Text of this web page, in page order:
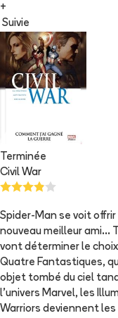
+
Suivie
Terminée
Civil War
Spider-Man se voit
nouveau meilleur ami...
vont déterminer le
Quatre Fantastiques,
objet tombé du ciel
l'univers Marvel, les
Warriors deviennent